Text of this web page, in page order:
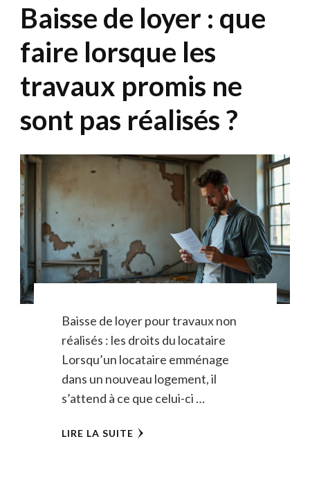
Baisse de loyer : que
faire lorsque les
travaux promis ne
sont pas réalisés ?
Baisse de loyer pour travaux non
réalisés : les droits du locataire
Lorsqu’un locataire emménage
dans un nouveau logement, il
s’attend à ce que celui-ci …
LIRE LA SUITE